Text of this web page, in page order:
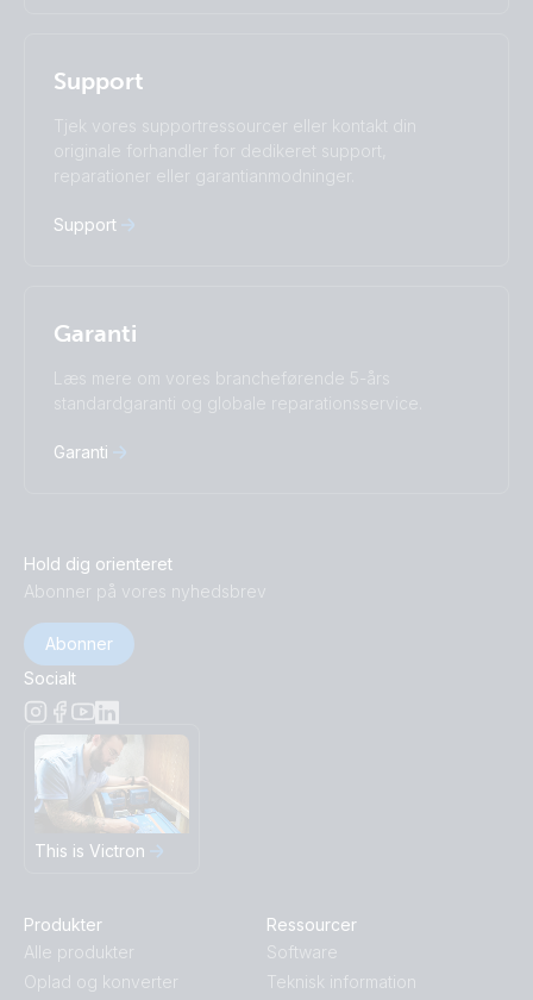
Suomalainen
Русский
Українська
中國人
Subscribe
Support
Tjek vores supportressourcer eller kontakt din
originale forhandler for dedikeret support,
reparationer eller garantianmodninger.
Support
Garanti
Læs mere om vores brancheførende 5-års
standardgaranti og globale reparationsservice.
Garanti
Hold dig orienteret
Abonner på vores nyhedsbrev
Abonner
Socialt
This is Victron
Produkter
Alle produkter
Oplad og konverter
Ressourcer
Software
Teknisk information